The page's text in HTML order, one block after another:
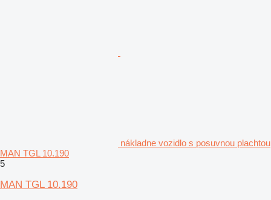
nákladne vozidlo s posuvnou plachtou
MAN TGL 10.190
5
MAN TGL 10.190